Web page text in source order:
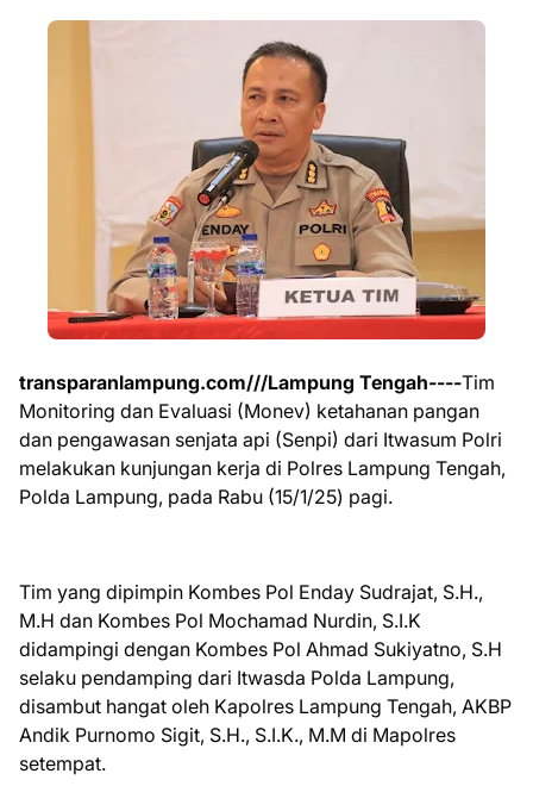
transparanlampung.com///Lampung Tengah----Tim
Monitoring dan Evaluasi (Monev) ketahanan pangan
dan pengawasan senjata api (Senpi) dari Itwasum Polri
melakukan kunjungan kerja di Polres Lampung Tengah,
Polda Lampung, pada Rabu (15/1/25) pagi.
Tim yang dipimpin Kombes Pol Enday Sudrajat, S.H.,
M.H dan Kombes Pol Mochamad Nurdin, S.I.K
didampingi dengan Kombes Pol Ahmad Sukiyatno, S.H
selaku pendamping dari Itwasda Polda Lampung,
disambut hangat oleh Kapolres Lampung Tengah, AKBP
Andik Purnomo Sigit, S.H., S.I.K., M.M di Mapolres
setempat.